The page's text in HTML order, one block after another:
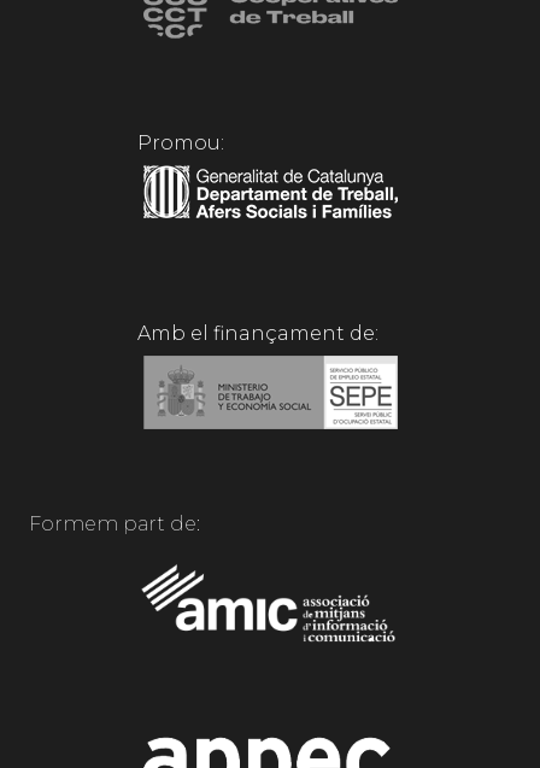
Promou:
Amb el finançament de:
Formem part de: